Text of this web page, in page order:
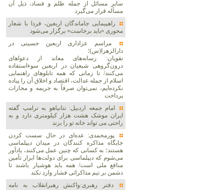
سایر مسائل از جمله ظلم و فساد، ذیل آن
مسأله قرار می‌گیرد
راهپیمایی جاماندگان اربعین، فردا با شعار
محوری «باید برخاست» برگزار می‌شود
مراسم عزاداری اربعین حسینی در
دارالزهرا(س)؛
نقویان: رسانه‌های معاند از دعواهای
درون‌گروهی شیعیان در اربعین سوءاستفاده
می‌کنند/ تا زمانی که همه تابلوهای راهنمایی
اسلام از جمله عدالت، اقتصاد و اخلاق آن را پیاده
نکرده‌ایم، نمی‌توان صرفاً به جریمه و مجازات
پرداخت
امام جمعه اردبیل: نتانیاهو به ترامپ گفته
ایران موشک هشت هزار کیلومتری دارد و به
راحتی می تواند خانه تو را بزند
پورمحمدی: عده‌ای در حال سست کردن
جایگاه مذاکره کنندگان در میدان دیپلماسی
هستند؛ به کسانی که چنین عمل می‌کنند، یادآور
می‌شوم که دیپلماسی برای دولت‌ها ابزار تأمین
منافع ملی است/ همه باید هوشیار باشند تا
دشمن بر تیم مذاکراتی فشار وارد نکند
دفتر رهبری:واکنش رهبرانقلاب به نامه